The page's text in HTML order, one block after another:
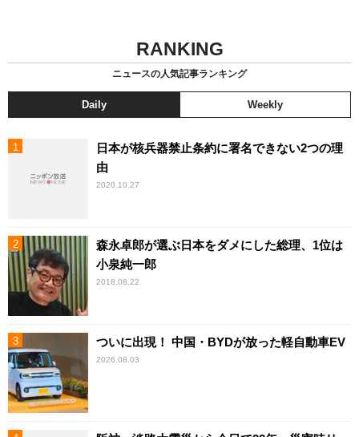
RANKING
ニュースの人気記事ランキング
Daily Weekly
日本が核兵器禁止条約に署名できない2つの理
由
2020.10.27
森永卓郎が選ぶ日本をダメにした総理、1位は
小泉純一郎
2018.08.22
ついに出現！ 中国・BYDが放った軽自動車EV
2026.08.03